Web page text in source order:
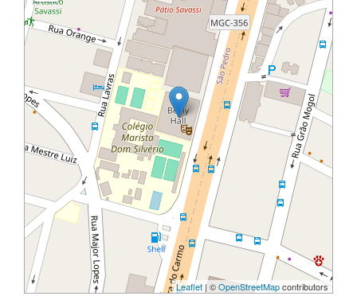
Leaflet | ©OpenStreetMapcontributors